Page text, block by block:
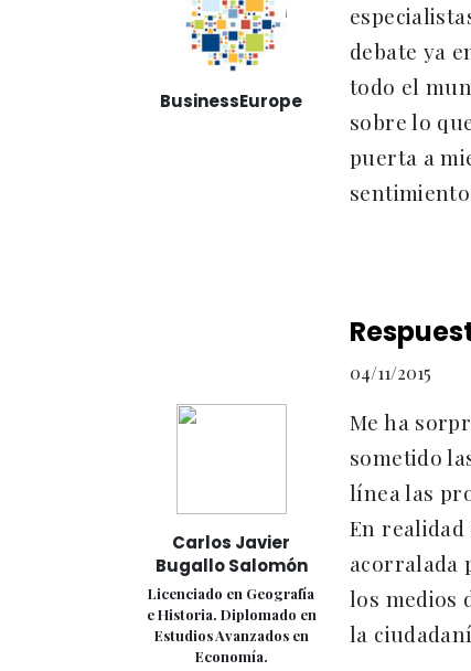
BusinessEurope
debate ya
todo el
sobre lo
puerta a
04/11/2015
Carlos Javier
Bugallo Salomón
Licenciado en Geografía
e Historia. Diplomado en
Estudios Avanzados en
Economía.
Me ha
sometido
línea las
En realidad
acorralada
los medios
la